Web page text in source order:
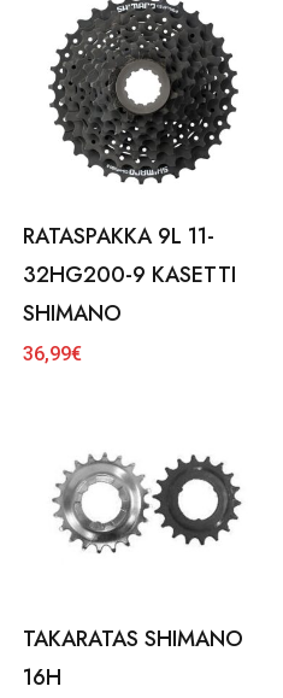
RATASPAKKA 9L 11-
32HG200-9 KASETTI
SHIMANO
36,99€
TAKARATAS SHIMANO
16H